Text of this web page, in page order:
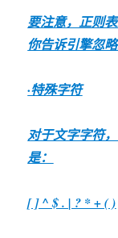
要注意，正则
你告诉引擎忽
·特殊字符
对于文字字符
是：
[ ] ^ $ . | ? * + ( )